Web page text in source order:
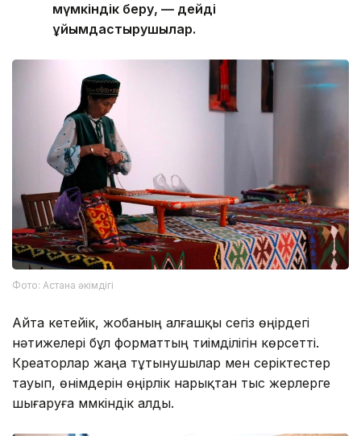
мүмкіндік беру, — дейді
ұйымдастырушылар.
Фото: Астана әкімдігі
Айта кетейік, жобаның алғашқы сегіз өңірдегі
нәтижелері бұл форматтың тиімділігін көрсетті.
Креаторлар жаңа тұтынушылар мен серіктестер
тауып, өнімдерін өңірлік нарықтан тыс жерлерге
шығаруға мүмкіндік алды.